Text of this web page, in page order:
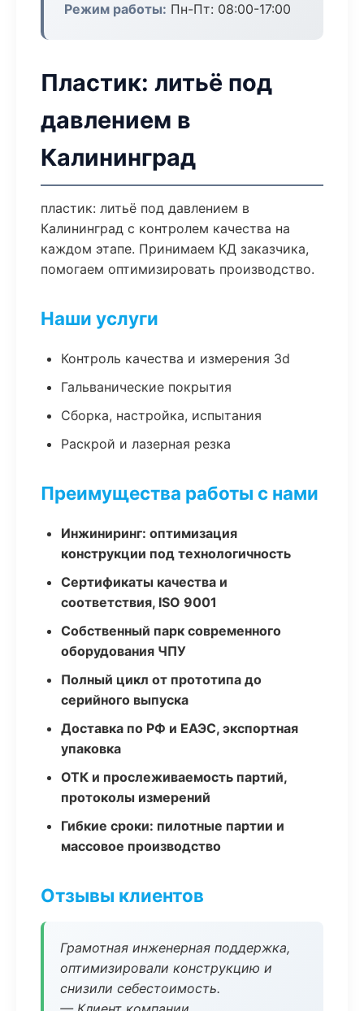
Режим работы: Пн-Пт: 08:00-17:00
Пластик: литьё под
давлением в
Калининград
пластик: литьё под давлением в
Калининград с контролем качества на
каждом этапе. Принимаем КД заказчика,
помогаем оптимизировать производство.
Наши услуги
Контроль качества и измерения 3d
Гальванические покрытия
Сборка, настройка, испытания
Раскрой и лазерная резка
Преимущества работы с нами
Инжиниринг: оптимизация
конструкции под технологичность
Сертификаты качества и
соответствия, ISO 9001
Собственный парк современного
оборудования ЧПУ
Полный цикл от прототипа до
серийного выпуска
Доставка по РФ и ЕАЭС, экспортная
упаковка
ОТК и прослеживаемость партий,
протоколы измерений
Гибкие сроки: пилотные партии и
массовое производство
Отзывы клиентов
Грамотная инженерная поддержка,
оптимизировали конструкцию и
снизили себестоимость.